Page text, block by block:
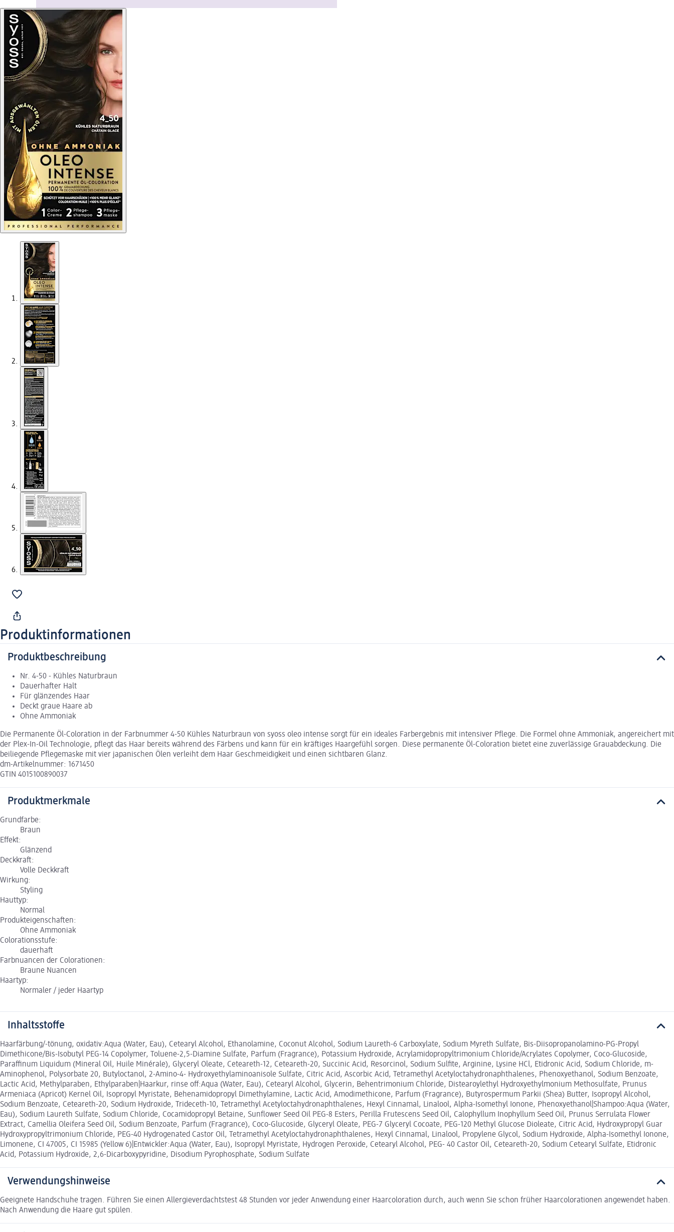
Produktinformationen
Produktbeschreibung
Nr. 4-50 - Kühles Naturbraun
Dauerhafter Halt
Für glänzendes Haar
Deckt graue Haare ab
Ohne Ammoniak
Die Permanente Öl-Coloration in der Farbnummer 4-50 Kühles Naturbraun von syoss oleo intense sorgt für ein ideales Farbergebnis mit intensiver Pflege. Die Formel ohne Ammoniak, angereichert mit
der Plex-In-Oil Technologie, pflegt das Haar bereits während des Färbens und kann für ein kräftiges Haargefühl sorgen. Diese permanente Öl-Coloration bietet eine zuverlässige Grauabdeckung. Die
beiliegende Pflegemaske mit vier japanischen Ölen verleiht dem Haar Geschmeidigkeit und einen sichtbaren Glanz.
dm-Artikelnummer: 1671450
GTIN 4015100890037
Produktmerkmale
Grundfarbe:
Braun
Effekt:
Glänzend
Deckkraft:
Volle Deckkraft
Wirkung:
Styling
Hauttyp:
Normal
Produkteigenschaften:
Ohne Ammoniak
Colorationsstufe:
dauerhaft
Farbnuancen der Colorationen:
Braune Nuancen
Haartyp:
Normaler / jeder Haartyp
Inhaltsstoffe
Haarfärbung/-tönung, oxidativ:Aqua (Water, Eau), Cetearyl Alcohol, Ethanolamine, Coconut Alcohol, Sodium Laureth-6 Carboxylate, Sodium Myreth Sulfate, Bis-Diisopropanolamino-PG-Propyl
Dimethicone/Bis-Isobutyl PEG-14 Copolymer, Toluene-2,5-Diamine Sulfate, Parfum (Fragrance), Potassium Hydroxide, Acrylamidopropyltrimonium Chloride/Acrylates Copolymer, Coco-Glucoside,
Paraffinum Liquidum (Mineral Oil, Huile Minérale), Glyceryl Oleate, Ceteareth-12, Ceteareth-20, Succinic Acid, Resorcinol, Sodium Sulfite, Arginine, Lysine HCl, Etidronic Acid, Sodium Chloride, m-
Aminophenol, Polysorbate 20, Butyloctanol, 2-Amino-4- Hydroxyethylaminoanisole Sulfate, Citric Acid, Ascorbic Acid, Tetramethyl Acetyloctahydronaphthalenes, Phenoxyethanol, Sodium Benzoate,
Lactic Acid, Methylparaben, Ethylparaben|Haarkur, rinse off:Aqua (Water, Eau), Cetearyl Alcohol, Glycerin, Behentrimonium Chloride, Distearoylethyl Hydroxyethylmonium Methosulfate, Prunus
Armeniaca (Apricot) Kernel Oil, Isopropyl Myristate, Behenamidopropyl Dimethylamine, Lactic Acid, Amodimethicone, Parfum (Fragrance), Butyrospermum Parkii (Shea) Butter, Isopropyl Alcohol,
Sodium Benzoate, Ceteareth-20, Sodium Hydroxide, Trideceth-10, Tetramethyl Acetyloctahydronaphthalenes, Hexyl Cinnamal, Linalool, Alpha-Isomethyl Ionone, Phenoxyethanol|Shampoo:Aqua (Water,
Eau), Sodium Laureth Sulfate, Sodium Chloride, Cocamidopropyl Betaine, Sunflower Seed Oil PEG-8 Esters, Perilla Frutescens Seed Oil, Calophyllum Inophyllum Seed Oil, Prunus Serrulata Flower
Extract, Camellia Oleifera Seed Oil, Sodium Benzoate, Parfum (Fragrance), Coco-Glucoside, Glyceryl Oleate, PEG-7 Glyceryl Cocoate, PEG-120 Methyl Glucose Dioleate, Citric Acid, Hydroxypropyl Guar
Hydroxypropyltrimonium Chloride, PEG-40 Hydrogenated Castor Oil, Tetramethyl Acetyloctahydronaphthalenes, Hexyl Cinnamal, Linalool, Propylene Glycol, Sodium Hydroxide, Alpha-Isomethyl Ionone,
Limonene, CI 47005, CI 15985 (Yellow 6)|Entwickler:Aqua (Water, Eau), Isopropyl Myristate, Hydrogen Peroxide, Cetearyl Alcohol, PEG- 40 Castor Oil, Ceteareth-20, Sodium Cetearyl Sulfate, Etidronic
Acid, Potassium Hydroxide, 2,6-Dicarboxypyridine, Disodium Pyrophosphate, Sodium Sulfate
Verwendungshinweise
Geeignete Handschuhe tragen. Führen Sie einen Allergieverdachtstest 48 Stunden vor jeder Anwendung einer Haarcoloration durch, auch wenn Sie schon früher Haarcolorationen angewendet haben.
Nach Anwendung die Haare gut spülen.